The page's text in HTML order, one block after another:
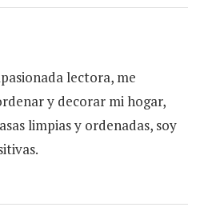
lectora, me
y decorar mi hogar,
limpias y ordenadas, soy